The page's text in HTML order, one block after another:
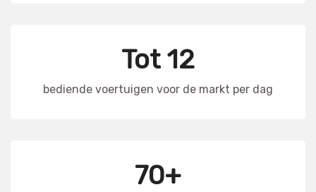
Tot 12
bediende voertuigen voor de markt per dag
70+